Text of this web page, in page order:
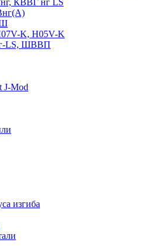
K, H05V-K
LS, ШВВП
J-Mod
изгиба